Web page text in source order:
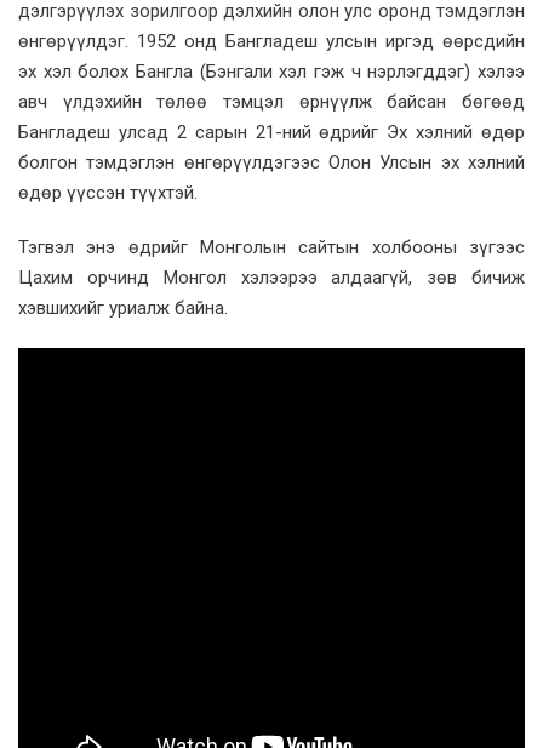
дэлгэрүүлэх зорилгоор дэлхийн олон улс оронд тэмдэглэн
өнгөрүүлдэг. 1952 онд Бангладеш улсын иргэд өөрсдийн
эх хэл болох Бангла (Бэнгали хэл гэж ч нэрлэгддэг) хэлээ
авч үлдэхийн төлөө тэмцэл өрнүүлж байсан бөгөөд
Бангладеш улсад 2 сарын 21-ний өдрийг Эх хэлний өдөр
болгон тэмдэглэн өнгөрүүлдэгээс Олон Улсын эх хэлний
өдөр үүссэн түүхтэй.
Тэгвэл энэ өдрийг Монголын сайтын холбооны зүгээс
Цахим орчинд Монгол хэлээрээ алдаагүй, зөв бичиж
хэвшихийг уриалж байна.